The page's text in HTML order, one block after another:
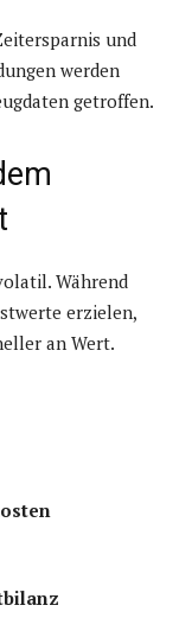
und
werden
getroffen.
Während
erzielen,
an Wert.